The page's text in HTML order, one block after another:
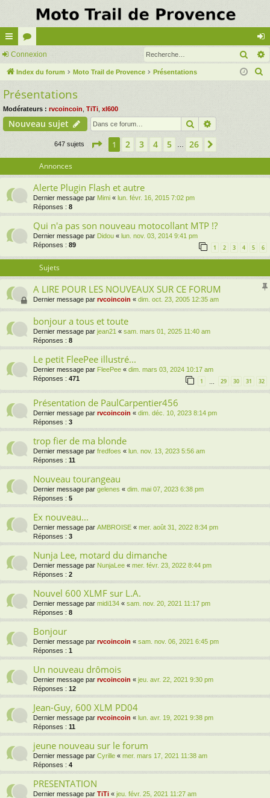
cc
ès
ra
pi
de
or
u
m
s
on
ne
Connexion
Index du forum Moto Trail de Provence Présentations
Présentations
Modérateurs : rvcoincoin TiTi xl600
Nouveau sujet Rechercher
647 sujets Page 1sur 26
1 2 3 4 5 26
Annonces
Alerte Plugin Flash et autre
Dernier message par Mimi « lun. févr. 16, 2015 7:02 pm
Réponses : 8
Qui n'a pas son nouveau motocollant MTP !?
Dernier message par Didou « lun. nov. 03, 2014 9:41 pm
Réponses : 89 1 2 3 4 5 6
Sujets
A LIRE POUR LES NOUVEAUX SUR CE FORUM
Dernier message par rvcoincoin « dim. oct. 23, 2005 12:35 am
bonjour a tous et toute
Dernier message par jean21 « sam. mars 01, 2025 11:40 am
Réponses : 8
Le petit FleePee illustré...
Dernier message par FleePee « dim. mars 03, 2024 10:17 am
Réponses : 471 1 29 30 31 32
Présentation de PaulCarpentier456
Dernier message par rvcoincoin « dim. déc. 10, 2023 8:14 pm
Réponses : 3
trop fier de ma blonde
Dernier message par fredfoes « lun. nov. 13, 2023 5:56 am
Réponses : 11
Nouveau tourangeau
Dernier message par gelenes « dim. mai 07, 2023 6:38 pm
Réponses : 5
Ex nouveau...
Dernier message par AMBROISE « mer. août 31, 2022 8:34 pm
Réponses : 3
Nunja Lee, motard du dimanche
Dernier message par NunjaLee « mer. févr. 23, 2022 8:44 pm
Réponses : 2
Nouvel 600 XLMF sur L.A.
Dernier message par midi134 « sam. nov. 20, 2021 11:17 pm
Réponses : 8
Bonjour
Dernier message par rvcoincoin « sam. nov. 06, 2021 6:45 pm
Réponses : 1
Un nouveau drômois
Dernier message par rvcoincoin « jeu. avr. 22, 2021 9:30 pm
Réponses : 12
Jean-Guy, 600 XLM PD04
Dernier message par rvcoincoin « lun. avr. 19, 2021 9:38 pm
Réponses : 11
jeune nouveau sur le forum
Dernier message par Cyrille « mer. mars 17, 2021 11:38 am
Réponses : 4
PRESENTATION
Dernier message par TiTi « jeu. févr. 25, 2021 11:27 am